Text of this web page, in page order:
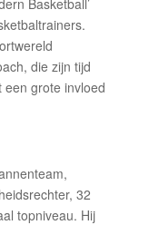
Basketball’
die zijn tijd
grote invloed
32
topniveau. Hij